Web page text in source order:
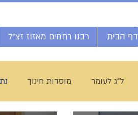
דף הבית רבנו רחמים מאזוז זצ"ל
ל"ג לעומר מוסדות חינוך